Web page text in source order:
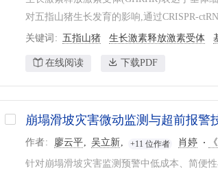
对五指山猪生长发育的影响,通过CRISPR-
关键词 五指山猪 生长激素释放激素受体
在线阅读 下载PDF
崩塌滑坡灾害微动监测与超前报警
作者 廖云平 吴立新 +11 位作者 肖婷
针对崩塌滑坡灾害监测预警中低成本、简便